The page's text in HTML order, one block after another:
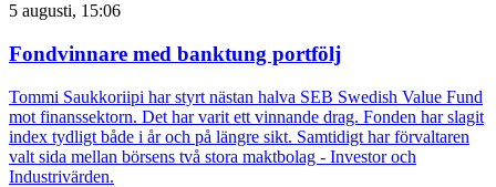
5 augusti, 15:06
Fondvinnare med banktung portfölj
Tommi Saukkoriipi har styrt nästan halva SEB Swedish Value Fund
mot finanssektorn. Det har varit ett vinnande drag. Fonden har slagit
index tydligt både i år och på längre sikt. Samtidigt har förvaltaren
valt sida mellan börsens två stora maktbolag - Investor och
Industrivärden.